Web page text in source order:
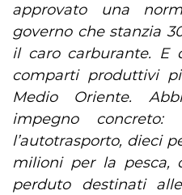
approvato una
governo che stanzia
il caro carburante. E
comparti produttivi
Medio Oriente.
impegno
l’autotrasporto, dieci
milioni per la pesca,
perduto destinati